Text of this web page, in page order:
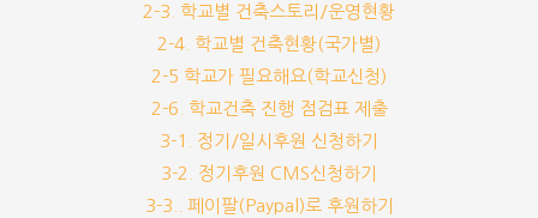
2-3. 학교별 건축스토리/운영현황
2-4. 학교별 건축현황(국가별)
2-5 학교가 필요해요(학교신청)
2-6. 학교건축 진행 점검표 제출
3-1. 정기/일시후원 신청하기
3-2. 정기후원 CMS신청하기
3-3.. 페이팔(Paypal)로 후원하기